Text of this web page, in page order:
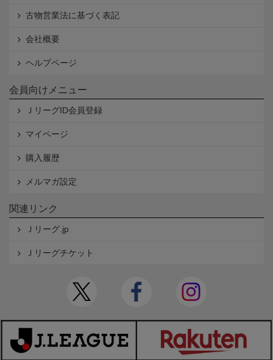
古物営業法に基づく表記
会社概要
ヘルプページ
会員向けメニュー
ＪリーグID会員登録
マイページ
購入履歴
メルマガ設定
関連リンク
Ｊリーグ.jp
Ｊリーグチケット